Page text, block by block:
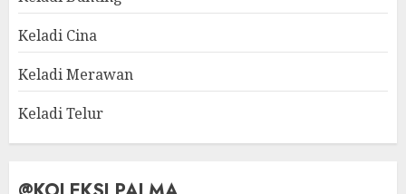
Keladi Cina
Keladi Merawan
Keladi Telur